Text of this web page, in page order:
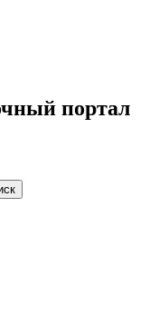
портал